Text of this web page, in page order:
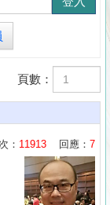
頁數：
： 11913 回應： 7